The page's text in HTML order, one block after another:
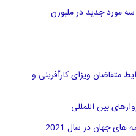
سه مورد جدید در ملبورن
متقاضان ویزای کارآفرینی و
بین اللمللی
های جهان در سال 2021